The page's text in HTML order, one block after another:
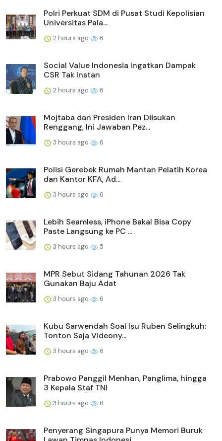
Polri Perkuat SDM di Pusat Studi Kepolisian
Universitas Pala...
2 hours ago 6
Social Value Indonesia Ingatkan Dampak
CSR Tak Instan
2 hours ago 6
Mojtaba dan Presiden Iran Diisukan
Renggang, Ini Jawaban Pez...
3 hours ago 6
Polisi Gerebek Rumah Mantan Pelatih Korea
dan Kantor KFA, Ad...
3 hours ago 6
Lebih Seamless, iPhone Bakal Bisa Copy
Paste Langsung ke PC ...
3 hours ago 5
MPR Sebut Sidang Tahunan 2026 Tak
Gunakan Baju Adat
3 hours ago 6
Kubu Sarwendah Soal Isu Ruben Selingkuh:
Tonton Saja Videony...
3 hours ago 6
Prabowo Panggil Menhan, Panglima, hingga
3 Kepala Staf TNI
3 hours ago 6
Penyerang Singapura Punya Memori Buruk